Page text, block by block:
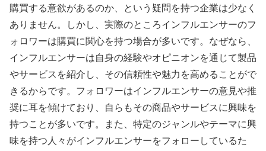
購買する意欲があるのか、という疑問を持つ企業は少なく
ありません。しかし、実際のところインフルエンサーのフ
ォロワーは購買に関心を持つ場合が多いです。なぜなら、
インフルエンサーは自身の経験やオピニオンを通じて製品
やサービスを紹介し、その信頼性や魅力を高めることがで
きるからです。フォロワーはインフルエンサーの意見や推
奨に耳を傾けており、自らもその商品やサービスに興味を
持つことが多いです。また、特定のジャンルやテーマに興
味を持つ人々がインフルエンサーをフォローしているた